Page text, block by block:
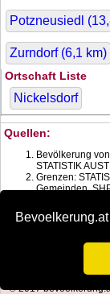
Potzneusiedl (
Zurndorf (6,1 km)
Ortschaft Liste
Nickelsdorf
Quellen:
Bevölkerung
STATISTIK
Grenzen:
Gemeinden,
Brophy
Bevölkerung
,
© 2017